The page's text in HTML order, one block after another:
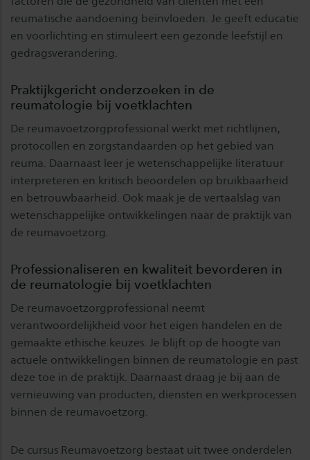
reumatische aandoening beïnvloeden. Je geeft educatie
en voorlichting en stimuleert een gezonde leefstijl en
gedragsverandering.
Praktijkgericht onderzoeken in de
reumatologie bij voetklachten
De reumavoetzorgprofessional werkt met richtlijnen,
protocollen en zorgstandaarden op het gebied van
reuma. Daarnaast leer je wetenschappelijke literatuur
interpreteren en kritisch beoordelen op bruikbaarheid
en betrouwbaarheid. Ook maak je de vertaalslag van
wetenschappelijke ontwikkelingen naar de praktijk van
de reumavoetzorg.
Professionaliseren en kwaliteit bevorderen in
de reumatologie bij voetklachten
De reumavoetzorgprofessional neemt
verantwoordelijkheid voor het eigen handelen en de
gemaakte ethische keuzes. Je blijft op de hoogte van
actuele ontwikkelingen binnen de reumatologie en past
deze toe in de praktijk. Daarnaast draag je bij aan de
vernieuwing van producten, diensten en werkprocessen
binnen de reumavoetzorg.
De cursus Reumavoetzorg bestaat uit twee onderdelen